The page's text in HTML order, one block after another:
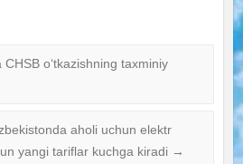
o‘tkazishning taxminiy
aholi uchun elektr
yangi tariflar kuchga kiradi →